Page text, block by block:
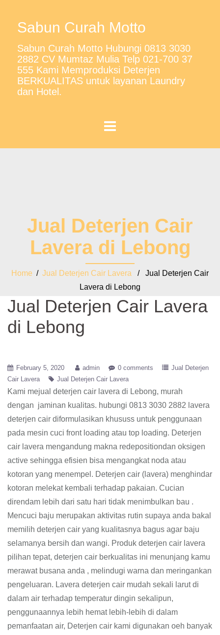
Sabun Curah Motto
Sabun Curah Motto Hubungi 0813 3030
2882 CV Mumtaz Mulia Telp 021-700 37
555 Kami Memproduksi Deterjen
BERKUALITAS untuk layanan Laundry
dan Hotel.
Jual Deterjen Cair
Lavera di Lebong
Home / Jual Deterjen Cair Lavera / Jual Deterjen Cair
Lavera di Lebong
Jual Deterjen Cair Lavera
di Lebong
February 5, 2020 admin 0 comments
Jual Deterjen
Cair Lavera
Jual Deterjen Cair Lavera
Kami mejual deterjen cair lavera di Lebong, murah
dengan jaminan kualitas. hubungi 0813 3030 2882 lavera
deterjen cair diformulasikan khususs untuk penggunaan
pada mesin cuci front loading atau top loading. Deterjen
cair lavera mengandung makna redepositiondan oksigen
active sehingga efisien bisa mengangkat noda atau
kotoran yang menempel. Deterjen cair (lavera) menghindar
kotoran melekat kembali terhadap pakaian. Cucian
direndam lebih dari satu hari tidak menimbulkan bau .
Mencuci baju merupakan aktivitas rutin supaya anda bakal
memilih deterjen cair yang kualitasnya bagus agar baju
selamanya bersih dan wangi. Produk deterjen cair lavera
pilihan tepat, deterjen cair berkualitas ini menunjang kamu
merawat busana anda , melindugi warna dan meringankan
pengeluaran. Lavera deterjen cair mudah sekali larut di
dalam air terhadap temperatur dingin sekalipun,
penggunaannya lebih hemat lebih-lebih di dalam
pemanfaatan air, Deterjen cair kami digunakan oeh banyak